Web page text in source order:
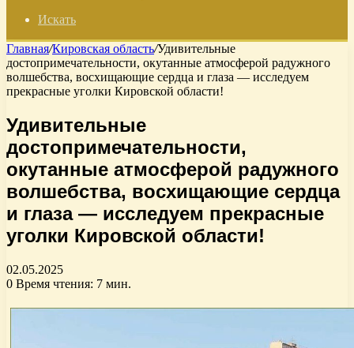
Искать
Главная/Кировская область/Удивительные
достопримечательности, окутанные атмосферой радужного
волшебства, восхищающие сердца и глаза — исследуем
прекрасные уголки Кировской области!
Удивительные
достопримечательности,
окутанные атмосферой радужного
волшебства, восхищающие сердца
и глаза — исследуем прекрасные
уголки Кировской области!
02.05.2025
0 Время чтения: 7 мин.